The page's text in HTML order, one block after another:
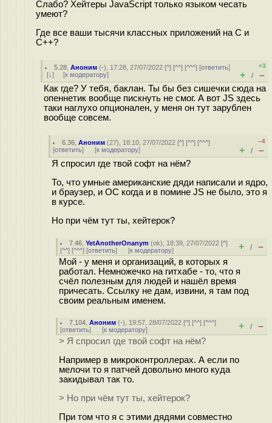
Слабо? Хейтеры JavaScript только языком чесать
умеют?
Где все ваши тысячи классных приложений на С и
С++?
5.28 ,Аноним (-), 17:28, 27/07/2022 [^] [^^] [^^^] [ответить]
[↓] [к модератору]
+3
+ / –
Как где? У тебя, баклан. Ты бы без сишечки сюда на
опеннетик вообще пискнуть не смог. А вот JS здесь
таки наглухо опционален, у меня он тут зарублен
вообще совсем.
6.36 ,Аноним (27), 18:10, 27/07/2022 [^] [^^] [^^^]
[ответить] [к модератору]
–4
+ / –
Я спросил где твой софт на нём?
То, что умные американские дяди написали и ядро,
и браузер, и ОС когда и в помине JS не было, это я
в курсе.
Но при чём тут ты, хейтерок?
7.46 ,YetAnotherOnanym (ok), 18:39, 27/07/2022 [^]
[^^] [^^^] [ответить] [к модератору] + / –
Мой - у меня и организаций, в которых я
работал. Немножечко на гитхабе - то, что я
счёл полезным для людей и нашёл время
причесать. Ссылку не дам, извини, я там под
своим реальным именем.
7.104 ,Аноним (-), 19:57, 28/07/2022 [^] [^^] [^^^]
[ответить] [к модератору] + / –
> Я спросил где твой софт на нём?
Например в микроконтроллерах. А если по
мелочи то я патчей довольно много куда
закидывал так то.
> Но при чём тут ты, хейтерок?
При том что я с этими дядями совместно